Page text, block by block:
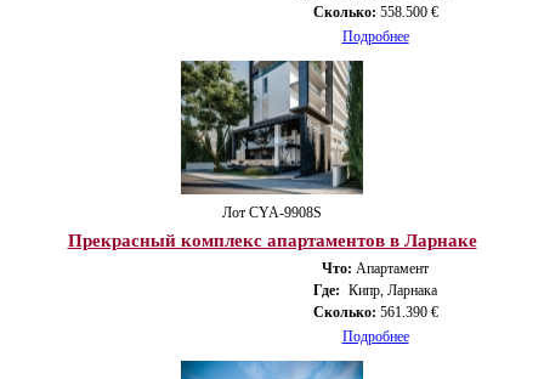
Сколько: 558.500 €
Подробнее
Лот CYA-9908S
Прекрасный комплекс апартаментов в Ларнаке
Что: Апартамент
Где: Кипр, Ларнака
Сколько: 561.390 €
Подробнее